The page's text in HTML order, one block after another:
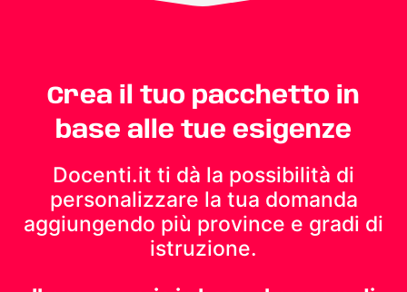
Crea il tuo pacchetto in
base alle tue esigenze
Docenti.it ti dà la possibilità di
personalizzare la tua domanda
aggiungendo più province e gradi di
istruzione.